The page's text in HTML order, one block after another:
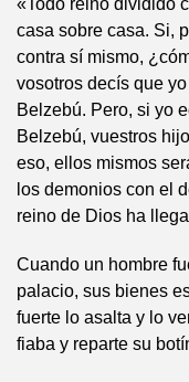
«Todo reino dividido
casa sobre casa. Si,
contra sí mismo,
vosotros decís que
Belzebú. Pero, si yo
Belzebú, vuestros
eso, ellos mismos
los demonios con el
reino de Dios ha
Cuando un hombre
palacio, sus bienes
fuerte lo asalta y lo
fiaba y reparte su